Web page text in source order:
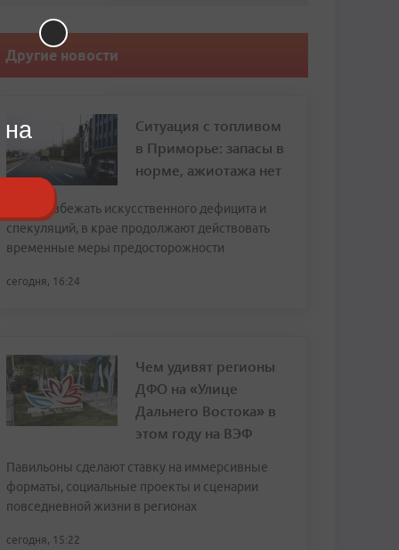
Другие новости
Ситуация с топливом
в Приморье: запасы в
норме, ажиотажа нет
Чтобы избежать искусственного дефицита и
спекуляций, в крае продолжают действовать
временные меры предосторожности
сегодня, 16:24
Чем удивят регионы
ДФО на «Улице
Дальнего Востока» в
этом году на ВЭФ
Павильоны сделают ставку на иммерсивные
форматы, социальные проекты и сценарии
повседневной жизни в регионах
сегодня, 15:22